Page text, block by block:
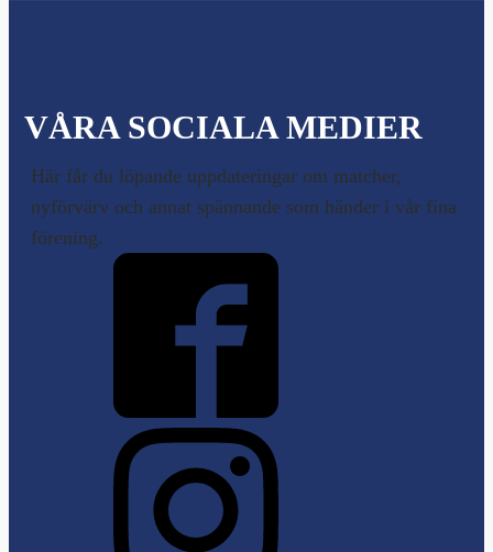
VÅRA SOCIALA MEDIER
Här får du löpande uppdateringar om matcher,
nyförvärv och annat spännande som händer i vår fina
förening.